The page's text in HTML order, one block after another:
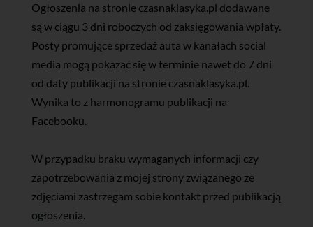
Ogłoszenia na stronie czasnaklasyka.pl dodawane
są w ciągu 3 dni roboczych od zaksięgowania wpłaty.
Posty promujące sprzedaż auta w kanałach social
media mogą pokazać się w terminie nawet do 7 dni
od daty publikacji na stronie czasnaklasyka.pl.
Wynika to z harmonogramu publikacji na
Facebooku.
W przypadku braku wymaganych informacji czy
zapotrzebowania z mojej strony związanego ze
zdjęciami zastrzegam sobie kontakt przed publikacją
ogłoszenia.